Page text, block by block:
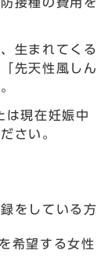
生まれてくる
先天性風しん
は現在妊娠中
さい。
をしている方
希望する女性